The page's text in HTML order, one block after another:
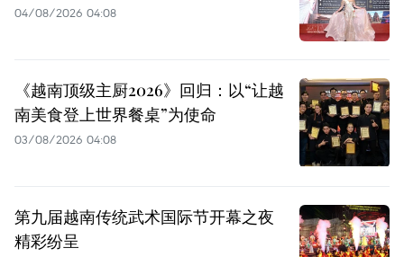
04/08/2026 04:08
《越南顶级主厨2026》回归：以“让越
南美食登上世界餐桌”为使命
03/08/2026 04:08
第九届越南传统武术国际节开幕之夜
精彩纷呈